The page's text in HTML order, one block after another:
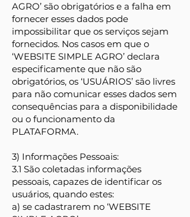
AGRO’ são obrigatórios e a falha em
fornecer esses dados pode
impossibilitar que os serviços sejam
fornecidos. Nos casos em que o
‘WEBSITE SIMPLE AGRO’ declara
especificamente que não são
obrigatórios, os ‘USUÁRIOS’ são livres
para não comunicar esses dados sem
consequências para a disponibilidade
ou o funcionamento da
PLATAFORMA.
3) Informações Pessoais:
3.1 São coletadas informações
pessoais, capazes de identificar os
usuários, quando estes:
a) se cadastrarem no ‘WEBSITE